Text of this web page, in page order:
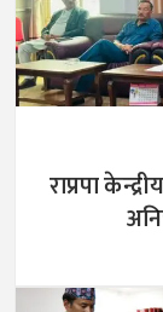
राप्रपा